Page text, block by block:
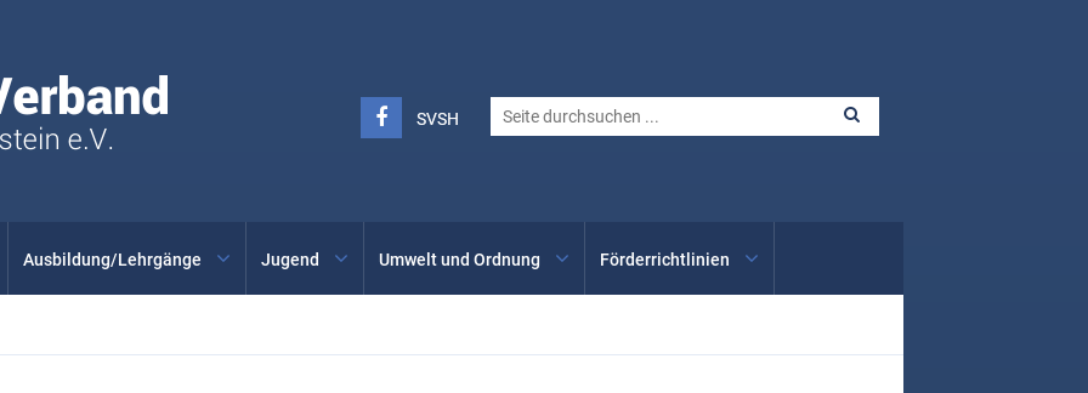
SVSH
FACEBOOK
SVSH
Ausbildung/Lehrgänge Jugend Umwelt und Ordnung Förderrichtlinien